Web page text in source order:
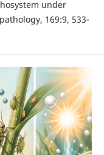
under
169:9, 533-